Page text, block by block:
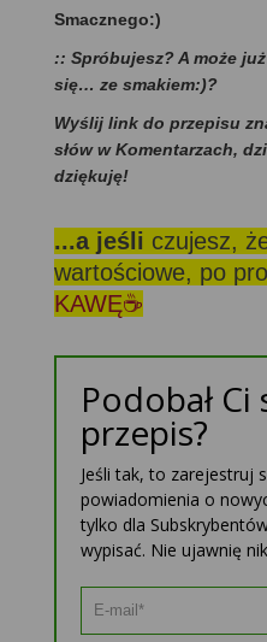
Smacznego:)
:: Spróbujesz? A może
się… ze smakiem:)?
Wyślij link do przepisu
słów w Komentarzach,
dziękuję!
...a jeśli czujesz,
wartościowe, po
KAWĘ☕
Podobał Ci
przepis?
Jeśli tak, to zarejestruj
powiadomienia o
tylko dla
wypisać. Nie ujawnię